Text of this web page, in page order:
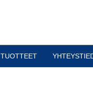
TUOTTEET